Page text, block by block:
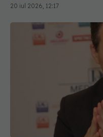
20 iul 2026, 12:17